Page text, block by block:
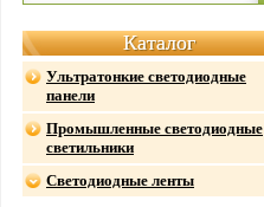
Каталог
Ультратонкие светодиодные
панели
Промышленные светодиодные
светильники
Светодиодные ленты